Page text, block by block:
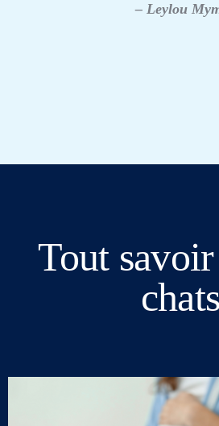
– Leylou
Tout
chats